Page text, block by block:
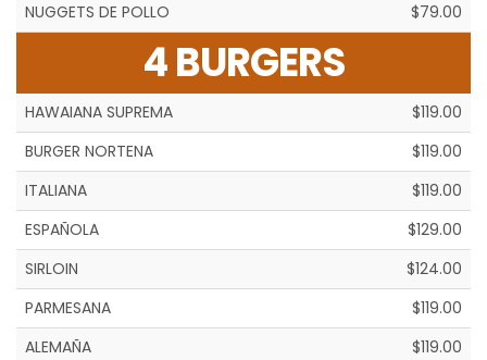
NUGGETS DE POLLO
$79.00
4 BURGERS
HAWAIANA SUPREMA
$119.00
BURGER NORTENA
$119.00
ITALIANA
$119.00
ESPAÑOLA
$129.00
SIRLOIN
$124.00
PARMESANA
$119.00
ALEMAÑA
$119.00